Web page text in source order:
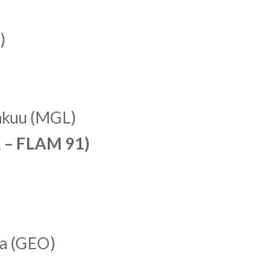
(MGL)
– FLAM 91)
(GEO)